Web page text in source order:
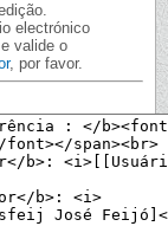
electrónico
valide o
, por favor.